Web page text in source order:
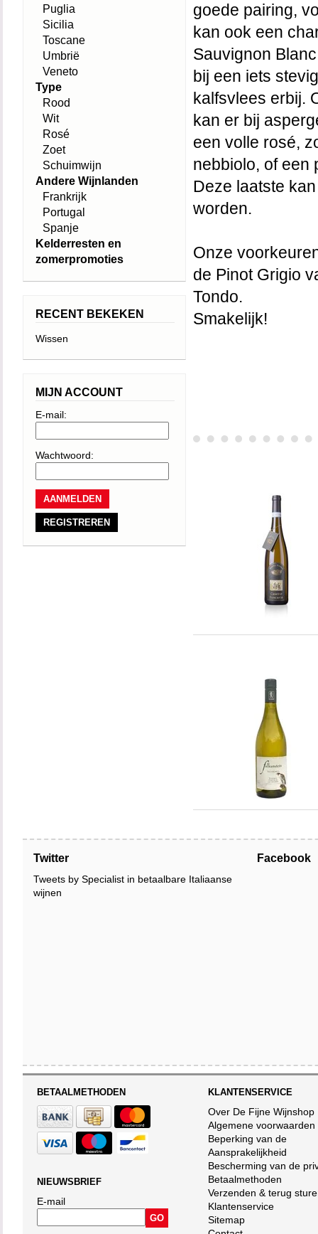
goede pairing,
kan ook een
Sauvignon
bij een iets
kalfsvlees erbij.
kan er bij
een volle rosé,
nebbiolo, of een
Deze laatste
worden.
Onze
de Pinot Grigio
Tondo.
Smakelijk!
Puglia
Sicilia
Toscane
Umbrië
Veneto
Type
Rood
Wit
Rosé
Zoet
Schuimwijn
Andere Wijnlanden
Frankrijk
Portugal
Spanje
Kelderresten en
zomerpromoties
RECENT BEKEKEN
Wissen
MIJN ACCOUNT
E-mail:
Wachtwoord:
REGISTREREN
Twitter
Tweets by Specialist in betaalbare Italiaanse
wijnen
Facebook
BETAALMETHODEN
NIEUWSBRIEF
E-mail
KLANTENSERVICE
Over De Fijne Wijnshop
Algemene voorwaarden
Beperking van de
Aansprakelijkheid
Bescherming van de
Betaalmethoden
Verzenden & terug
Klantenservice
Sitemap